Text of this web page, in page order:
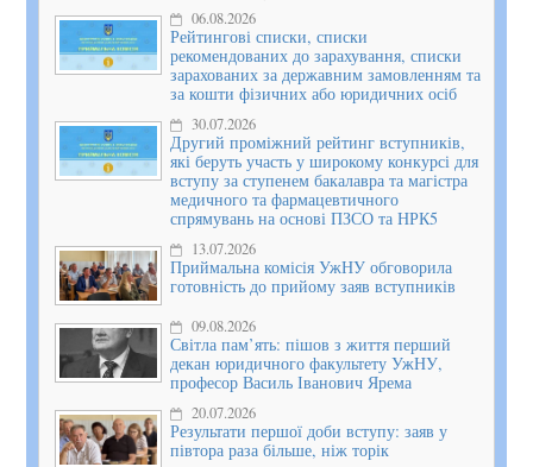
06.08.2026
Рейтингові списки, списки
рекомендованих до зарахування, списки
зарахованих за державним замовленням та
за кошти фізичних або юридичних осіб
30.07.2026
Другий проміжний рейтинг вступників,
які беруть участь у широкому конкурсі для
вступу за ступенем бакалавра та магістра
медичного та фармацевтичного
спрямувань на основі ПЗСО та НРК5
13.07.2026
Приймальна комісія УжНУ обговорила
готовність до прийому заяв вступників
09.08.2026
Світла пам’ять: пішов з життя перший
декан юридичного факультету УжНУ,
професор Василь Іванович Ярема
20.07.2026
Результати першої доби вступу: заяв у
півтора раза більше, ніж торік